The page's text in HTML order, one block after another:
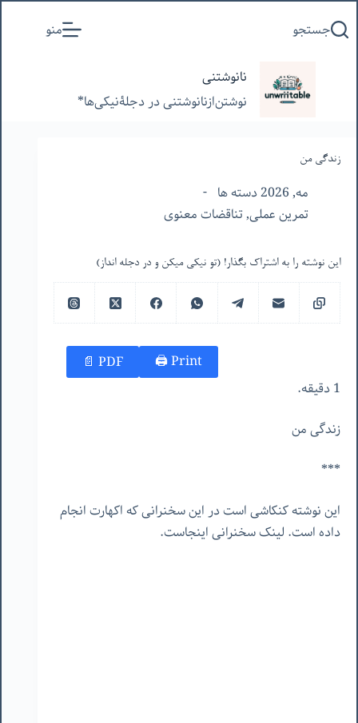
به
جستجو منو
نانوشتنی
نوشتن‌از‌نانوشتنی‌ در‌ دجلۀنیکی‌ها*
زندگی من
مه, 2026 دسته ها
تمرین عملی,تناقضات معنوی
این نوشته را به اشتراک بگذار! (تو نیکی میکن و در دجله انداز)
Print 🖨
PDF 📄
1 دقیقه.
زندگی من
***
این نوشته کنکاشی است در این سخنرانی که اکهارت انجام
داده است. لینک سخنرانی اینجاست.